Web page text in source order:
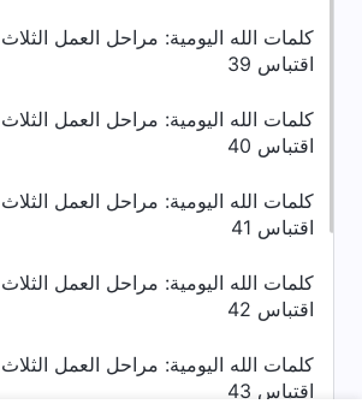
كلمات الله اليومية: مراحل العمل الثلاث |
اقتباس 39
كلمات الله اليومية: مراحل العمل الثلاث |
اقتباس 40
كلمات الله اليومية: مراحل العمل الثلاث |
اقتباس 41
كلمات الله اليومية: مراحل العمل الثلاث |
اقتباس 42
كلمات الله اليومية: مراحل العمل الثلاث |
اقتباس 43